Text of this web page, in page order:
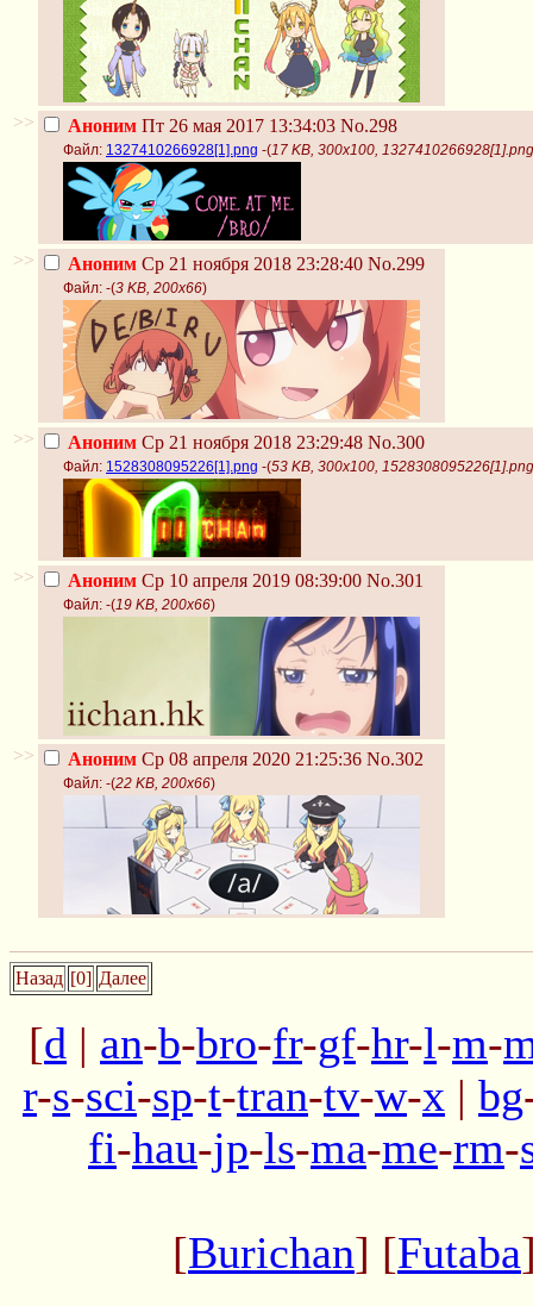
>> Аноним Пт 26 мая 2017 13:34:03 No.298
Файл: 1327410266928[1].png -(17 KB, 300x100, 1327410266928[1].png
>> Аноним Ср 21 ноября 2018 23:28:40 No.299
Файл: -(3 KB, 200x66)
>> Аноним Ср 21 ноября 2018 23:29:48 No.300
Файл: 1528308095226[1].png -(53 KB, 300x100, 1528308095226[1].png
>> Аноним Ср 10 апреля 2019 08:39:00 No.301
Файл: -(19 KB, 200x66)
>> Аноним Ср 08 апреля 2020 21:25:36 No.302
Файл: -(22 KB, 200x66)
Назад [0] Далее
[d | an-b-bro-fr-gf-hr-l-m-
r-s-sci-sp-t-tran-tv-w-x | bg
fi-hau-jp-ls-ma-me-rm-
[Burichan] [Futaba